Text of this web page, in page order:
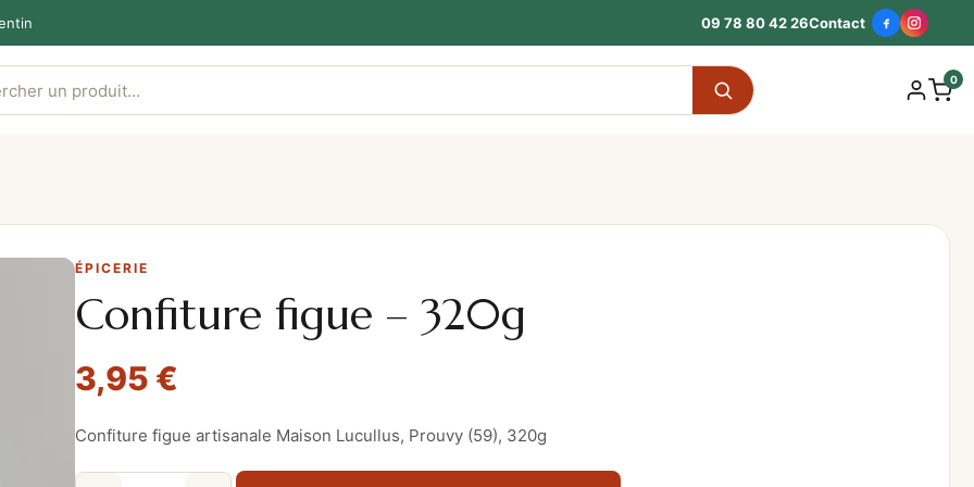
09 78 80 42 26Contact
0
ÉPICERIE
Confiture figue – 320g
3,95 €
Confiture figue artisanale Maison Lucullus, Prouvy (59), 320g